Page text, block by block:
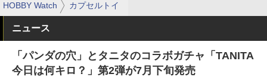
HOBBY Watch カプセルトイ
ニュース
「パンダの穴」とタニタのコラボガチャ「TANITA
今日は何キロ？」第2弾が7月下旬発売